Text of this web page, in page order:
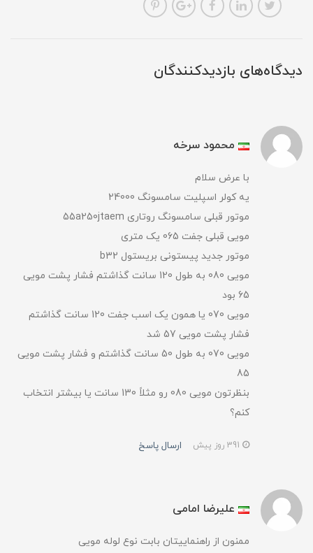
دیدگاه‌های بازدیدکنندگان
محمود سرخه
با عرض سلام
یه کولر اسپلیت سامسونگ 24000
موتور قبلی سامسونگ روتاری 55a250jtaem
مویی قبلی جفت 065 یک متری
موتور جدید پیستونی بریستول b32
مویی 080 به طول 120 سانت گذاشتم فشار پشت مویی
65 بود
مویی 070 یا همون یک اسب جفت 120 سانت گذاشتم
فشار پشت مویی 57 شد
مویی 070 به طول 50 سانت گذاشتم و فشار پشت مویی
85
بنظرتون مویی 080 رو مثلاً 130 سانت یا بیشتر انتخاب
کنم؟
ارسال پاسخ
علیرضا امامی
ممنون از راهنماییتان بابت نوع لوله مویی